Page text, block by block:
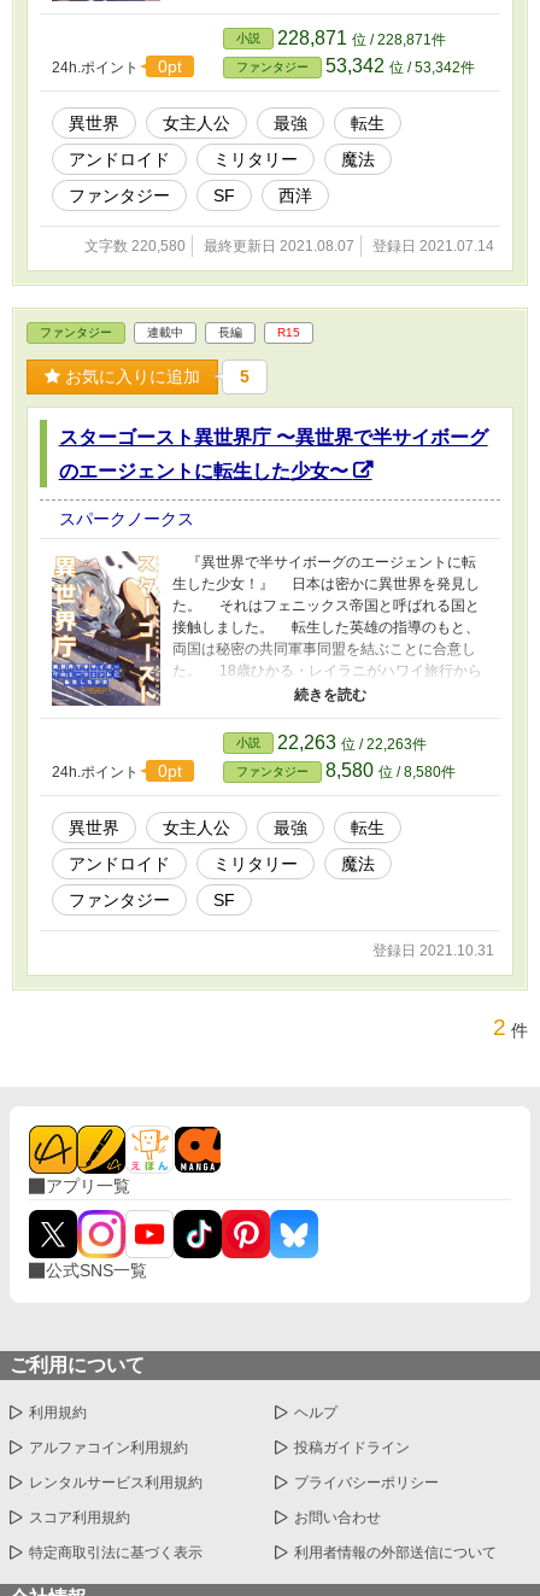
するとき、トラックが彼女を襲い、彼女は死に
ます。 事故から目を覚ました後、彼女は自分
がファンタジーの世界にいることに気づいた。
しかし、彼女はハーフサイボーグのエージェ
ントに変身し、現在はスターゴーストという特
殊なイセカイ機関で働いている。 新たなサ
イボーグ能力を得たレイラニは、二つの世界で
次の転生したヒーローになれるのか？ ＊主に
「カクヨム」で連載中 ◆◆◆◆ 【スターゴー
スト異世界庁PV】:
https://youtu.be/tatZzN6mqLg 【ひかる・レイ
ラニ CV】: 橘田 いずみ (https://hibiki-
cast.jp/hibiki_f/kitta_izumi/)
24h.ポイント 0pt
小説 228,871 位 / 228,871件
ファンタジー 53,342 位 / 53,342件
異世界 女主人公 最強
転生
アンドロイド
ミリタリー
魔法
ファンタジー
SF 西洋
文字数 220,580 最終更新日 2021.08.07 登録日 2021.07.14
ファンタジー 連載中 長編 R15
お気に入りに追加 5
スターゴースト異世界庁 〜異世界で半サイボーグ
のエージェントに転生した少女〜
スパークノークス
『異世界で半サイボーグのエージェントに転
生した少女！』 日本は密かに異世界を発見し
た。 それはフェニックス帝国と呼ばれる国と
接触しました。 転生した英雄の指導のもと、
両国は秘密の共同軍事同盟を結ぶことに合意し
た。 18歳ひかる・レイラニがハワイ旅行から
東京に帰国。 彼女がその夜遅くに通りを横断
ます。 事故から目を覚ました後、彼女は自分
がファンタジーの世界にいることに気づいた。
しかし、彼女はハーフサイボーグのエージェ
ントに変身し、現在はスターゴーストという特
殊なイセカイ機関で働いている。 新たなサ
イボーグ能力を得たレイラニは、二つの世界で
次の転生したヒーローになれるのか？ ◆◆◆◆
【スターゴースト異世界庁PV】:
https://youtu.be/tatZzN6mqLg 【ひかる・レイ
ラニ CV】: 橘田 いずみ (https://hibiki-
24h.ポイント 0pt
小説 22,263 位 / 22,263件
ファンタジー 8,580 位 / 8,580件
異世界 女主人公 最強
転生
アンドロイド
ミリタリー
魔法
ファンタジー
SF
登録日 2021.10.31
2 件
アプリ一覧
公式SNS一覧
ご利用について
利用規約 ヘルプ
アルファコイン利用規約 投稿ガイドライン
レンタルサービス利用規約 プライバシーポリシー
スコア利用規約 お問い合わせ
特定商取引法に基づく表示 利用者情報の外部送信について